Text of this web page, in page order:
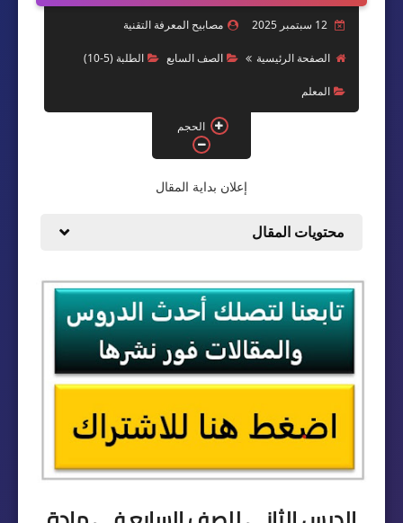
الطلبة (11- 12)
اتعلم برمجة
منوعات
الذكاء الإصطناعي
12 سبتمبر 2025 مصابيح المعرفة التقنية
الصفحة الرئيسية الصف السابع الطلبة (5-10)
المعلم
الحجم
إعلان بداية المقال
محتويات المقال